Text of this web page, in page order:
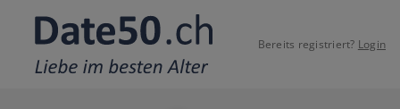
Bereits registriert? Login